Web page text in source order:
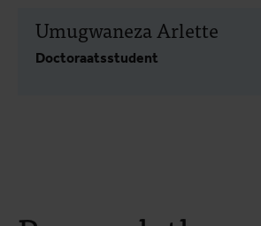
Umugwaneza Arlette
Doctoraatsstudent